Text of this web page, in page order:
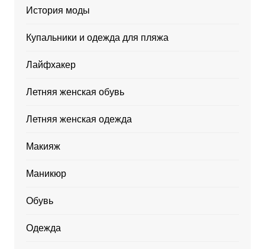
История моды
Купальники и одежда для пляжа
Лайфхакер
Летняя женская обувь
Летняя женская одежда
Макияж
Маникюр
Обувь
Одежда